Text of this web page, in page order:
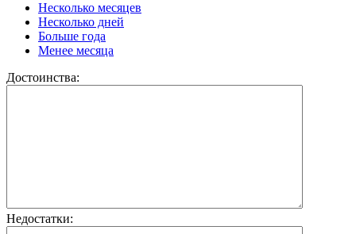
Несколько месяцев
Несколько дней
Больше года
Менее месяца
Достоинства:
Недостатки: